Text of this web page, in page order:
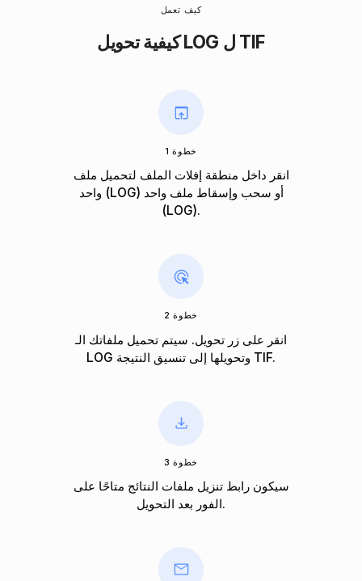
كيف تعمل
كيفية تحويل LOG ل TIF
خطوة 1
انقر داخل منطقة إفلات الملف لتحميل ملف
واحد (LOG) أو سحب وإسقاط ملف واحد
(LOG).
خطوة 2
انقر على زر تحويل. سيتم تحميل ملفاتك الـ
LOG وتحويلها إلى تنسيق النتيجة TIF.
خطوة 3
سيكون رابط تنزيل ملفات النتائج متاحًا على
الفور بعد التحويل.